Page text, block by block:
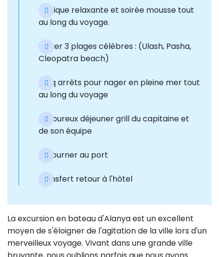
Musique relaxante et soirée mousse tout
au long du voyage.
Visiter 3 plages célèbres : (Ulash, Pasha,
Cleopatra beach)
Cinq arrêts pour nager en pleine mer tout
au long du voyage
Savoureux déjeuner grill du capitaine et
de son équipe
Retourner au port
transfert retour à l'hôtel
La excursion en bateau d'Alanya est un excellent
moyen de s'éloigner de l'agitation de la ville lors d'un
merveilleux voyage. Vivant dans une grande ville